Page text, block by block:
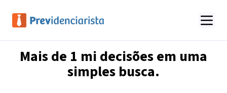
Mais de 1 mi decisões em uma
simples busca.